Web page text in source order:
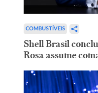
COMBUSTÍVEIS
Shell Brasil
Rosa assume